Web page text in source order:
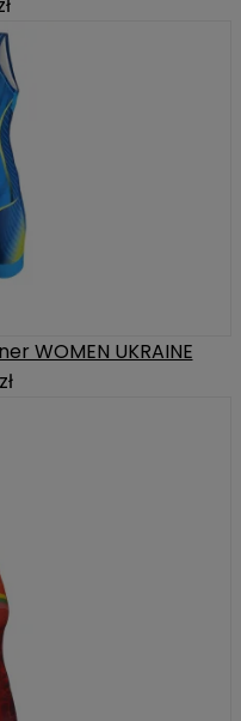
WOMEN UKRAINE